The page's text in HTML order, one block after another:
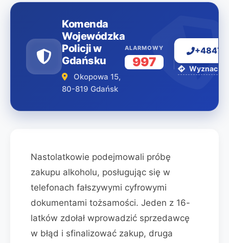
Komenda
Wojewódzka
Policji w
Gdańsku
Okopowa 15,
80-819 Gdańsk
ALARMOWY
997 Wyznacz
Nastolatkowie podejmowali próbę
zakupu alkoholu, posługując się w
telefonach fałszywymi cyfrowymi
dokumentami tożsamości. Jeden z 16-
latków zdołał wprowadzić sprzedawcę
w błąd i sfinalizować zakup, druga